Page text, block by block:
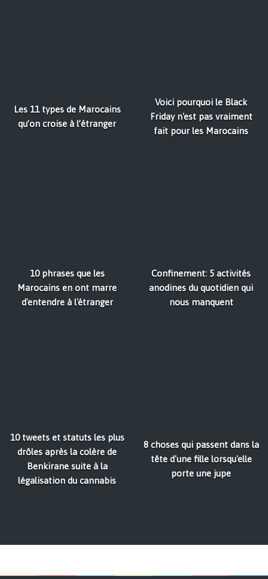
Les 11 types de Marocains
qu’on croise à l’étranger
Voici pourquoi le Black
Friday n'est pas vraiment
fait pour les Marocains
10 phrases que les
Marocains en ont marre
d'entendre à l'étranger
Confinement: 5 activités
anodines du quotidien qui
nous manquent
10 tweets et statuts les plus
drôles après la colère de
Benkirane suite à la
légalisation du cannabis
8 choses qui passent dans la
tête d'une fille lorsqu'elle
porte une jupe